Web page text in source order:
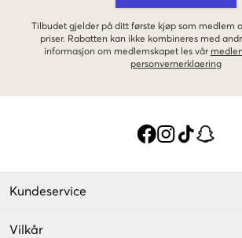
Tilbudet gjelder på ditt første kjøp som medlem
priser. Rabatten kan ikke kombineres med
informasjon om medlemskapet les vår
personvernerklaering
Kundeservice
Vilkår